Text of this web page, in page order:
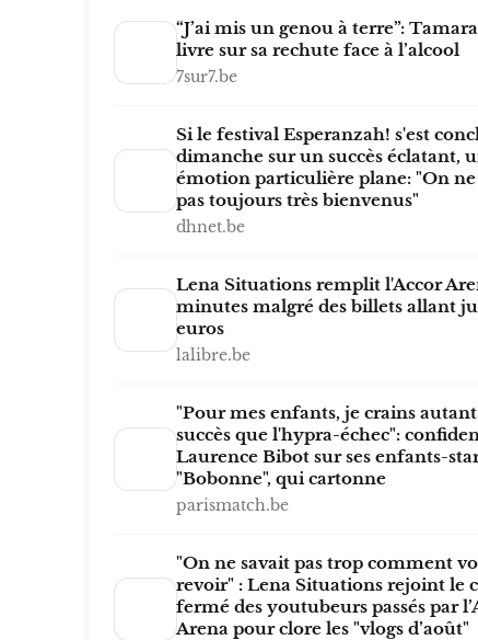
“J’ai mis un genou à terre”:
livre sur sa rechute face à l’alcool
7sur7.be
Si le festival Esperanzah! s'est
dimanche sur un succès éclatant,
émotion particulière plane: "On ne
pas toujours très bienvenus"
dhnet.be
Lena Situations remplit l'Accor
minutes malgré des billets allant
euros
lalibre.be
"Pour mes enfants, je crains
succès que l'hypra-échec":
Laurence Bibot sur ses enfants-
"Bobonne", qui cartonne
parismatch.be
"On ne savait pas trop comment
revoir" : Lena Situations rejoint le
fermé des youtubeurs passés par
Arena pour clore les "vlogs d’août"